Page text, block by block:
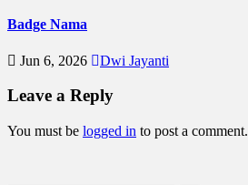
Badge Nama
Jun 6, 2026 Dwi Jayanti
Leave a Reply
You must be logged in to post a comment.